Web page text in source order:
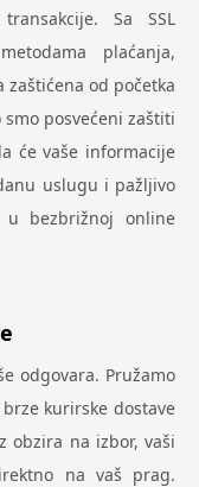
Sa SSL
plaćanja,
od početka
posvećeni zaštiti
će vaše informacije
uslugu i pažljivo
u bezbrižnoj online
odgovara. Pružamo
kurirske dostave
obzira na izbor, vaši
na vaš prag.